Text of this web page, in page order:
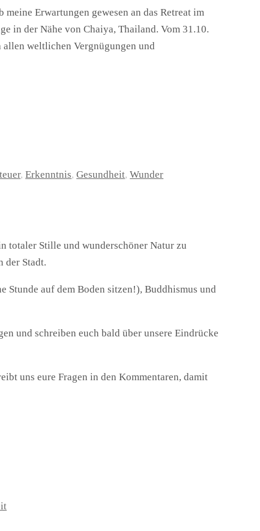
Erwartungen gewesen an das Retreat im
in der Nähe von Chaiya, Thailand. Vom 31.10.
allen weltlichen Vergnügungen und
,Erkenntnis,Gesundheit,Wunder
totaler Stille und wunderschöner Natur zu
der Stadt.
Stunde auf dem Boden sitzen!), Buddhismus und
und schreiben euch bald über unsere Eindrücke
uns eure Fragen in den Kommentaren, damit